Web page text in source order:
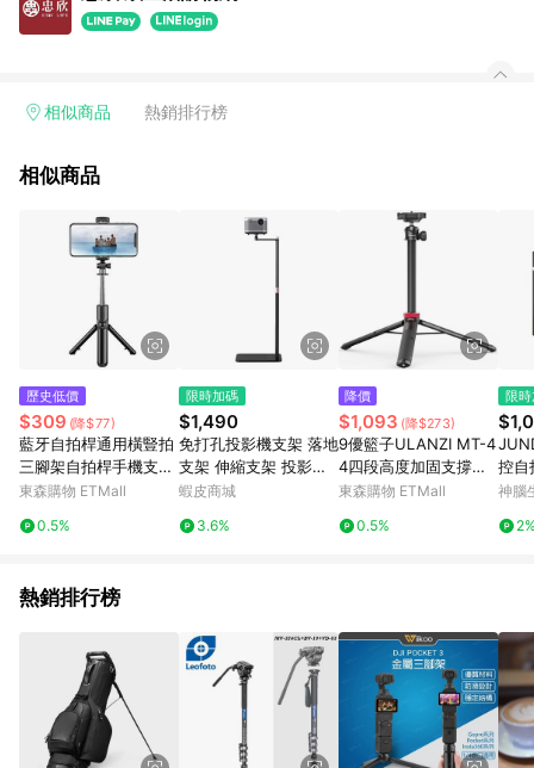
相似商品 熱銷排行榜
相似商品
歷史低價
$309 (降$77)
藍牙自拍桿通用橫豎拍
三腳架自拍桿手機支架
拍照
東森購物 ETMall
0.5%
限時加碼
$1,490
免打孔投影機支架 落地
支架 伸縮支架 投影機
架 雲台支架 放置台 腳
固投影儀支架【七了個
蝦皮商城
3.6%
降價
$1,093 (降$273)
9優籃子ULANZI MT-4
4四段高度加固支撐帶
隱藏式手機夾可延長三
東森購物 ETMall
0.5%
限
控自
艦版
神腦
熱銷排行榜